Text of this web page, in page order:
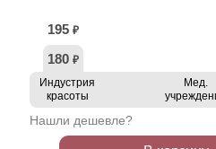
195 ₽
180 ₽
Индустрия
красоты
Мед.
Нашли дешевле?